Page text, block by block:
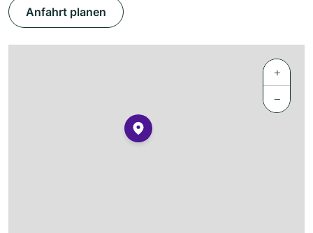
Anfahrt planen
+
−